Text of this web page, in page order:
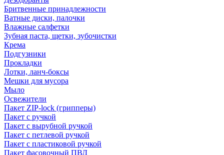
Бритвенные принадлежности
Ватные диски, палочки
Влажные салфетки
Зубная паста, щетки, зубочистки
Крема
Подгузники
Прокладки
Лотки, ланч-боксы
Мешки для мусора
Мыло
Освежители
Пакет ZIP-lock (грипперы)
Пакет с ручкой
Пакет с вырубной ручкой
Пакет с петлевой ручкой
Пакет с пластиковой ручкой
Пакет фасовочный ПВД